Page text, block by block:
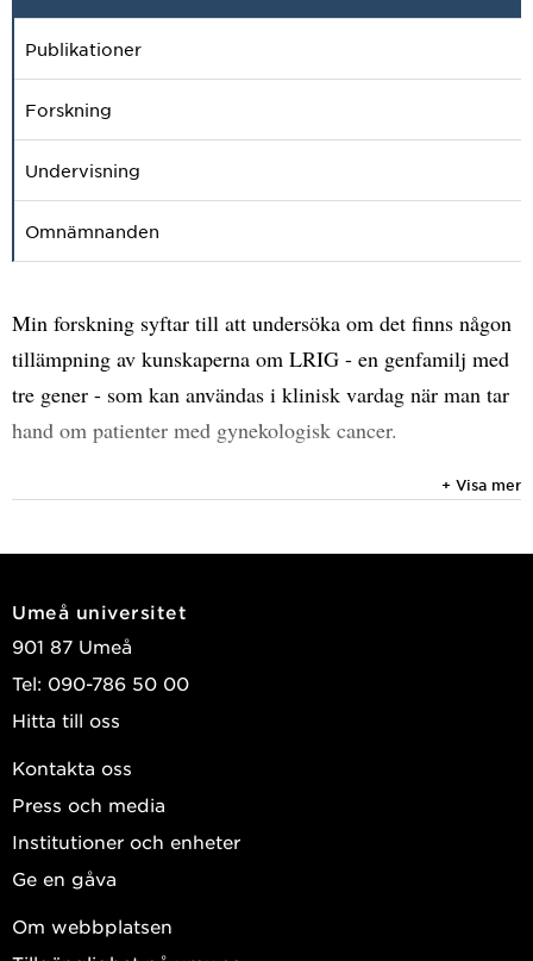
Publikationer
Forskning
Undervisning
Omnämnanden
Min forskning syftar till att undersöka om det finns någon
tillämpning av kunskaperna om LRIG - en genfamilj med
tre gener - som kan användas i klinisk vardag när man tar
hand om patienter med gynekologisk cancer.
+ Visa mer
Umeå universitet
901 87 Umeå
Tel: 090-786 50 00
Hitta till oss
Kontakta oss
Press och media
Institutioner och enheter
Ge en gåva
Om webbplatsen